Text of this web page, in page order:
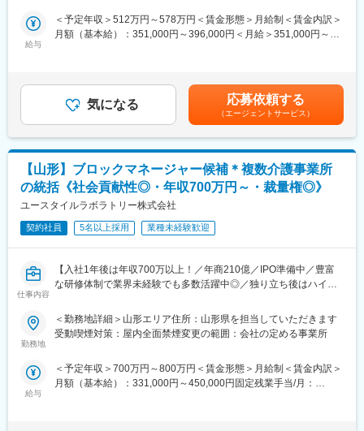
■具体的な仕事の流れ：
・洗浄工程：使用された医療器材を洗浄します。
す。
・保管・供給：滅菌工程が終了した医療器材を一時保管します。
※医療現場の定数や依頼に合わせ、滅菌した医療器材を供給しま
■手術等器材の洗浄滅菌の仕事の流れ：
・手術や診療科ごとに使用されたハサミやピンセット等の医療器
材を回収します。
・使用された医療器材の数を確認します。
・医療器材を洗浄し、器材の性能点検を行います。
・医療器材を再度使用できるように滅菌を行います。
・医療材料の搬送・取り揃えた医療材料を各医療現場に搬送する
などの業務を行います。
■組織構成
ブランクのある方も歓迎いたします。工程が明確なので、久しぶ
りの現場でも手順に沿って取り組むことができます。
■ポジションの魅力：
担当メンバーと連携を取り合う、チームワークが大事な仕事で
給与
＜予定年収＞512万円～578万円＜賃金形態＞月給制＜賃金内訳＞
月額（基本給）：351,000円～396,000円＜月給＞351,000円～
は固定手当を含めた表記です。
気になる 応募依頼する
（エージェントサービス）
【山形】ブロックマネージャー候補＊複数介護事業所
の統括《社会貢献性◎・年収700万円～・裁量権◎》
ユースタイルラボラトリー株式会社
契約社員 5名以上採用 業種未経験歓迎
仕事内容
【入社1年後は年収700万以上！／年商210億／IPO準備中／豊富
な研修体制で業界未経験でも多数活躍中◎／独り立ち後はハイブ
重度障害のある方や高齢者の方等に医療的ケアサービスを行う訪
ジャー候補を募集します。
★下記インタビューをぜひご覧ください！
勤務地
＜勤務地詳細＞山形エリア住所：山形県を担当していただきます
受動喫煙対策：屋内全面禁煙変更の範囲：会社の定める事業所
給与
＜予定年収＞700万円～800万円＜賃金形態＞月給制＜賃金内訳＞
月額（基本給）：331,000円～450,000円固定残業手当/月：